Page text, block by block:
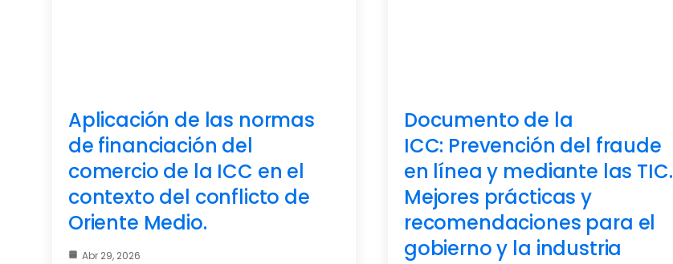
Aplicación de las normas
de financiación del
comercio de la ICC en el
contexto del conflicto de
Oriente Medio.
Abr 29, 2026
Documento de la
ICC: Prevención del fraude
en línea y mediante las TIC.
Mejores prácticas y
recomendaciones para el
gobierno y la industria